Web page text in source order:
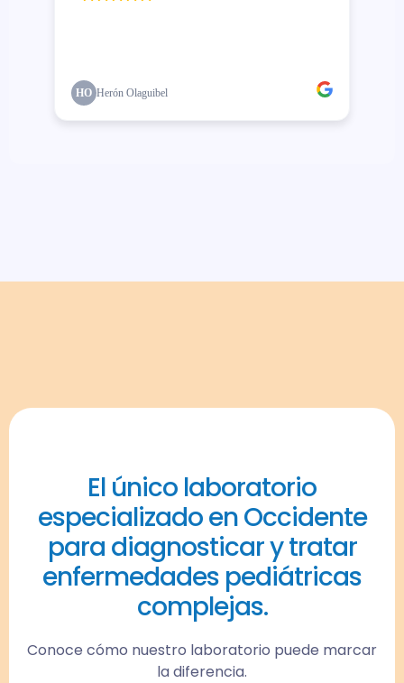
El único laboratorio
especializado en Occidente
para diagnosticar y tratar
enfermedades pediátricas
complejas.
Conoce cómo nuestro laboratorio puede marcar
la diferencia.